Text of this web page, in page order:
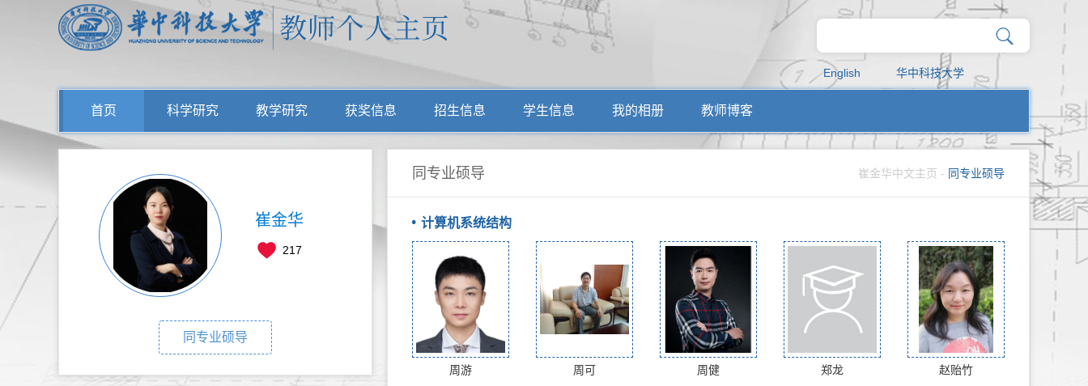
English 华中科技大学
首页 科学研究 教学研究 获奖信息 招生信息 学生信息 我的相册 教师博客
崔金华
217
同专业硕导
同专业硕导 崔金华中文主页 - 同专业硕导
计算机系统结构
周游 周可 周健 郑龙 赵贻竹